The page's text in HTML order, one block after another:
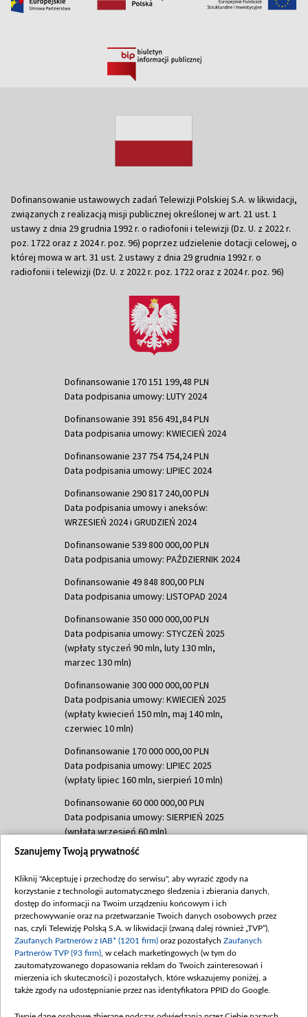
Dofinansowanie ustawowych zadań Telewizji Polskiej S.A. w likwidacji,
związanych z realizacją misji publicznej określonej w art. 21 ust. 1
ustawy z dnia 29 grudnia 1992 r. o radiofonii i telewizji (Dz. U. z 2022 r.
poz. 1722 oraz z 2024 r. poz. 96) poprzez udzielenie dotacji celowej, o
której mowa w art. 31 ust. 2 ustawy z dnia 29 grudnia 1992 r. o
radiofonii i telewizji (Dz. U. z 2022 r. poz. 1722 oraz z 2024 r. poz. 96)
Dofinansowanie 170 151 199,48 PLN
Data podpisania umowy: LUTY 2024
Dofinansowanie 391 856 491,84 PLN
Data podpisania umowy: KWIECIEŃ 2024
Dofinansowanie 237 754 754,24 PLN
Data podpisania umowy: LIPIEC 2024
Dofinansowanie 290 817 240,00 PLN
Data podpisania umowy i aneksów:
WRZESIEŃ 2024 i GRUDZIEŃ 2024
Dofinansowanie 539 800 000,00 PLN
Data podpisania umowy: PAŹDZIERNIK 2024
Dofinansowanie 49 848 800,00 PLN
Data podpisania umowy: LISTOPAD 2024
Dofinansowanie 350 000 000,00 PLN
Data podpisania umowy: STYCZEŃ 2025
(wpłaty styczeń 90 mln, luty 130 mln,
marzec 130 mln)
Dofinansowanie 300 000 000,00 PLN
Data podpisania umowy: KWIECIEŃ 2025
(wpłaty kwiecień 150 mln, maj 140 mln,
czerwiec 10 mln)
Dofinansowanie 170 000 000,00 PLN
Data podpisania umowy: LIPIEC 2025
(wpłaty lipiec 160 mln, sierpień 10 mln)
Dofinansowanie 60 000 000,00 PLN
Data podpisania umowy: SIERPIEŃ 2025
(wpłata wrzesień 60 mln)
Dofinansowanie 635 783 051,21 PLN
(wpłata wrzesień 100 mln, październik 350
mln, listopad 265 mln)
Dofinansowanie 48 862 000,00 PLN
Data podpisania umowy: GRUDZIEŃ 2025
(wpłata grudzień 60,548 mln)
Dofinansowanie 900 000 000,00 PLN
Data podpisania umowy: LUTY 2026 (wpłata
Szanujemy Twoją prywatność
Kliknij "Akceptuję i przechodzę do serwisu", aby wyrazić zgody na
korzystanie z technologii automatycznego śledzenia i zbierania danych,
dostęp do informacji na Twoim urządzeniu końcowym i ich
przechowywanie oraz na przetwarzanie Twoich danych osobowych przez
nas, czyli Telewizję Polską S.A. w likwidacji (zwaną dalej również „TVP”),
Zaufanych Partnerów z IAB* (1201 firm) oraz pozostałych Zaufanych
Partnerów TVP (93 firm) , w celach marketingowych (w tym do
zautomatyzowanego dopasowania reklam do Twoich zainteresowań i
mierzenia ich skuteczności) i pozostałych, które wskazujemy poniżej, a
także zgody na udostępnianie przez nas identyfikatora PPID do Google.